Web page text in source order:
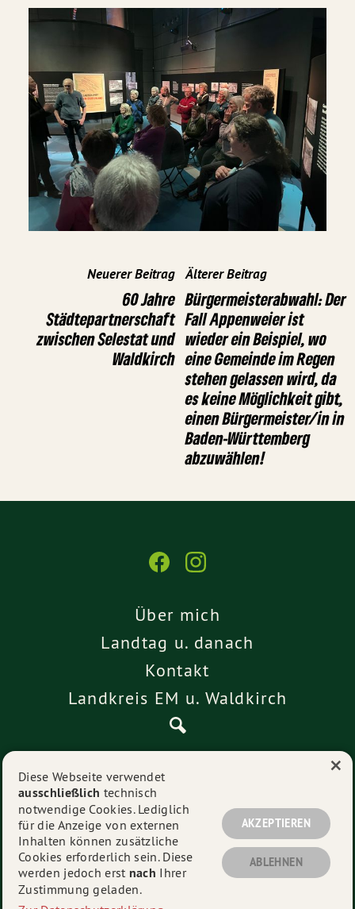
Neuerer Beitrag
60 Jahre
Städtepartnerschaft
zwischen Selestat und
Waldkirch
Älterer Beitrag
Bürgermeisterabwahl: Der
Fall Appenweier ist
wieder ein Beispiel, wo
eine Gemeinde im Regen
stehen gelassen wird, da
es keine Möglichkeit gibt,
einen Bürgermeister/in in
Baden-Württemberg
abzuwählen!
Über mich
Landtag u. danach
Kontakt
Landkreis EM u. Waldkirch
Impressum
Datenschutz
© 2026 Alexander Schoch - Alle Rechte vorbehalten.
Diese Webseite verwendet
ausschließlich technisch
notwendige Cookies. Lediglich
für die Anzeige von externen
Inhalten können zusätzliche
Cookies erforderlich sein. Diese
werden jedoch erst nach Ihrer
Zustimmung geladen.
AKZEPTIEREN
ABLEHNEN
×